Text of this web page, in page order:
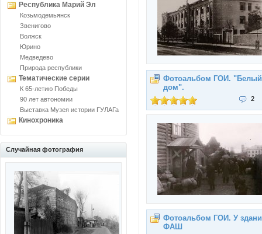
Республика Марий Эл
Козьмодемьянск
Звенигово
Волжск
Юрино
Медведево
Природа республики
Тематические серии
К 65-летию Победы
90 лет автономии
Выставка Музея истории ГУЛАГа
Кинохроника
Случайная фотография
Фотоальбом ГОИ. "Белый
дом".
2
Фотоальбом ГОИ. У
ФАШ